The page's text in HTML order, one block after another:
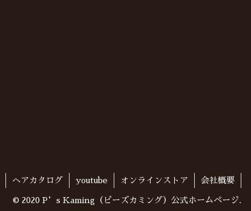
ヘアカタログ youtube オンラインストア 会社概要
© 2020 P’s Kaming（ピーズカミング）公式ホームページ.